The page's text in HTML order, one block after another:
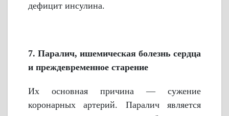
дефицит инсулина.
7. Паралич, ишемическая болезнь сердца
и преждевременное старение
Их основная причина — сужение
коронарных артерий. Паралич является